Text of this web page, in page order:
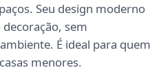
Seu design moderno
sem
É ideal para quem
menores.